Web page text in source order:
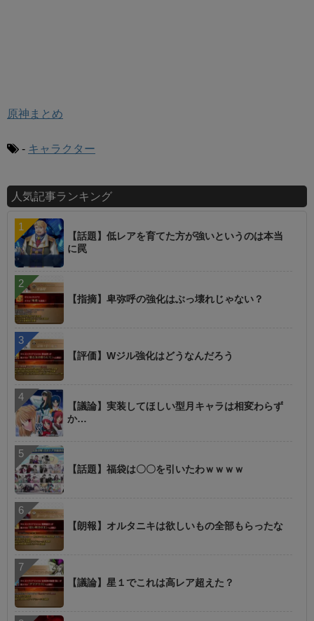
原神まとめ
- キャラクター
人気記事ランキング
【話題】低レアを育てた方が強いというのは本当
に罠
【指摘】卑弥呼の強化はぶっ壊れじゃない？
【評価】Wジル強化はどうなんだろう
【議論】実装してほしい型月キャラは相変わらず
か…
【話題】福袋は〇〇を引いたわｗｗｗｗ
【朗報】オルタニキは欲しいもの全部もらったな
【議論】星１でこれは高レア超えた？